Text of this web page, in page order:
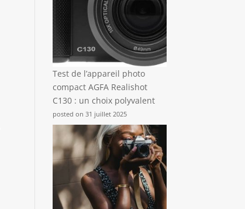
Test de l’appareil photo
compact AGFA Realishot
C130 : un choix polyvalent
posted on 31 juillet 2025